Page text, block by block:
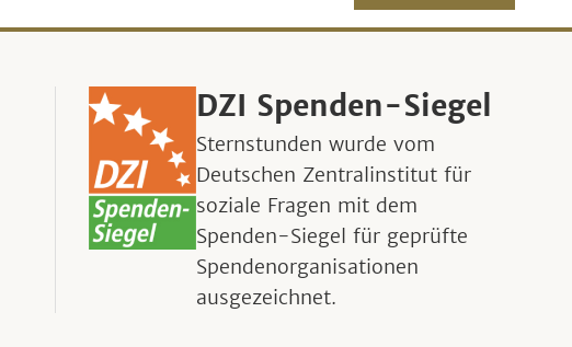
DZI Spenden-Siegel
Sternstunden wurde vom
Deutschen Zentralinstitut für
soziale Fragen mit dem
Spenden-Siegel für geprüfte
Spendenorganisationen
ausgezeichnet.